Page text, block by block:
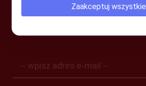
-- wpisz adres e-mail --
Zaakceptuj wszystkie